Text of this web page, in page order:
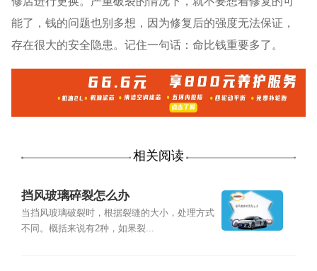
能了，钱的问题也别多想，因为修复后的强度无法保证，
存在很大的安全隐患。记住一句话：命比钱重要多了。
相关阅读
挡风玻璃碎裂怎么办
当挡风玻璃破裂时，根据裂缝的大小，处理方式
不同。概括来说有2种，如果裂...